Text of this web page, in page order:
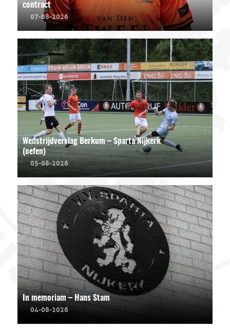
contract
07-08-2026
Wedstrijdverslag Berkum – Sparta Nijkerk
(oefen)
05-08-2026
In memoriam – Hans Stam
04-08-2026